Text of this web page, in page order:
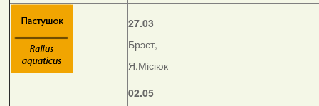
27.03
Брэст,
Я.Місіюк
02.05